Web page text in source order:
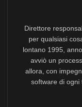
Direttore
per qualsiasi
lontano 1995,
avviò un
allora, con
software di